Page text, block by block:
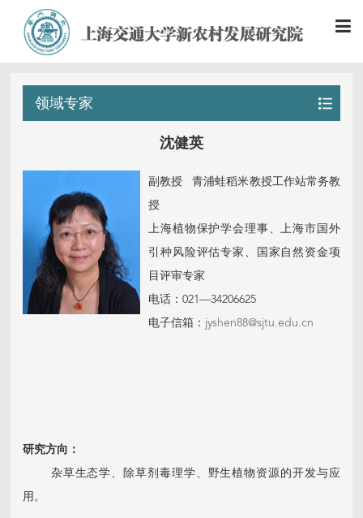
领域专家
沈健英
副教授 青浦蛙稻米教授工作站常务教
授
上海植物保护学会理事、上海市国外
引种风险评估专家、国家自然资金项
目评审专家
电话：021—34206625
电子信箱： jyshen88@sjtu.edu.cn
研究方向：
杂草生态学、除草剂毒理学、野生植物资源的开发与应
用。